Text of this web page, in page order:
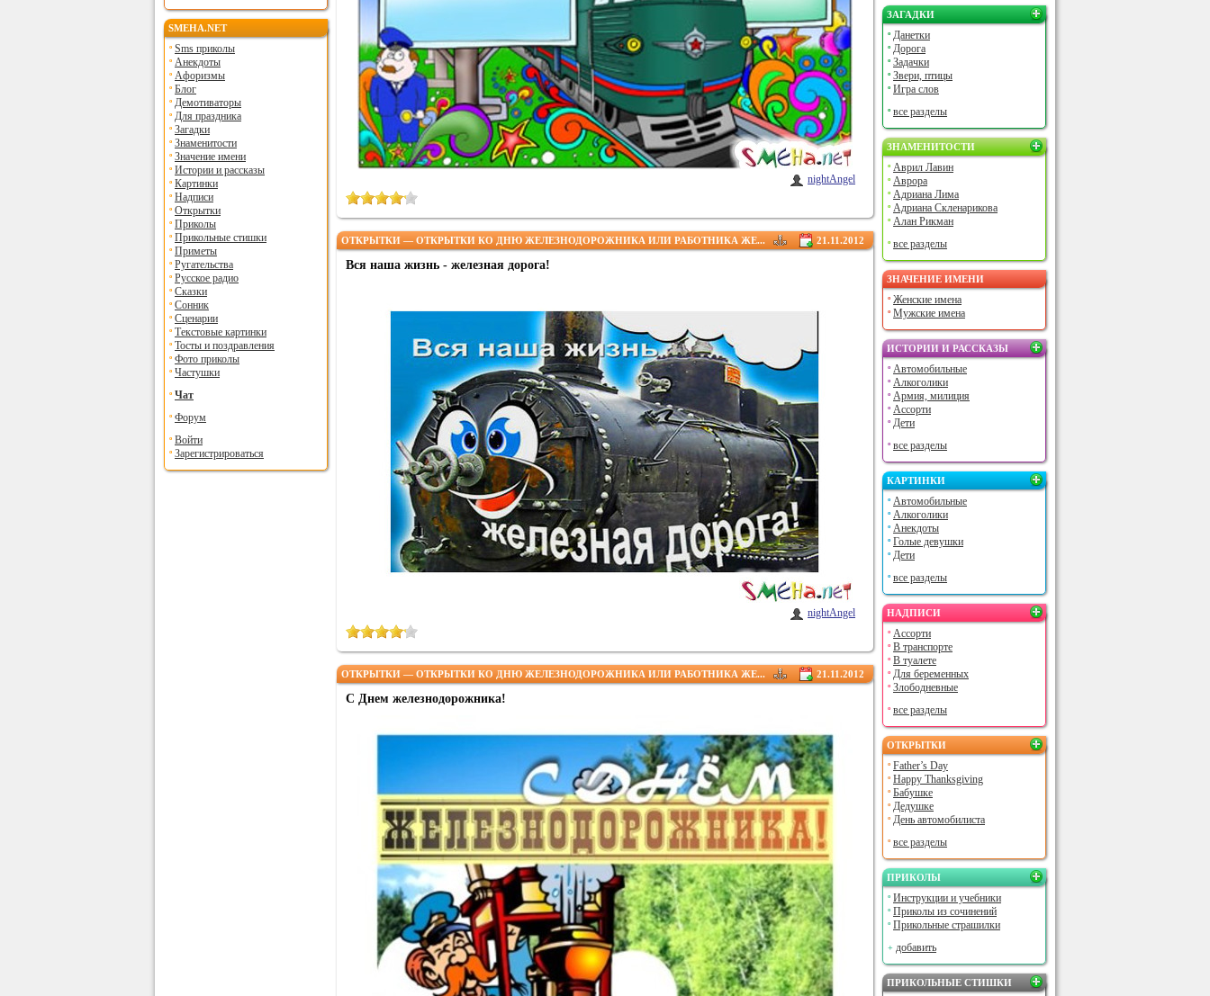
SMEHA.NET
Sms приколы
Анекдоты
Афоризмы
Блог
Демотиваторы
Для праздника
Загадки
Знаменитости
Значение имени
Истории и рассказы
Картинки
Надписи
Открытки
Приколы
Прикольные стишки
Приметы
Ругательства
Русское радио
Сказки
Сонник
Сценарии
Текстовые картинки
Тосты и поздравления
Фото приколы
Частушки
Чат
Форум
Войти
Зарегистрироваться
nightAngel
ОТКРЫТКИ — ОТКРЫТКИ КО ДНЮ ЖЕЛЕЗНОДОРОЖНИКА ИЛИ РАБОТНИКА ЖЕ... 21.11.2012
Вся наша жизнь - железная дорога!
nightAngel
ОТКРЫТКИ — ОТКРЫТКИ КО ДНЮ ЖЕЛЕЗНОДОРОЖНИКА ИЛИ РАБОТНИКА ЖЕ... 21.11.2012
С Днем железнодорожника!
ЗАГАДКИ
Данетки
Дорога
Задачки
Звери, птицы
Игра слов
все разделы
ЗНАМЕНИТОСТИ
Аврил Лавин
Аврора
Адриана Лима
Адриана Скленарикова
Алан Рикман
все разделы
ЗНАЧЕНИЕ ИМЕНИ
Женские имена
Мужские имена
ИСТОРИИ И РАССКАЗЫ
Автомобильные
Алкоголики
Армия, милиция
Ассорти
Дети
все разделы
КАРТИНКИ
Автомобильные
Алкоголики
Анекдоты
Голые девушки
Дети
все разделы
НАДПИСИ
Ассорти
В транспорте
В туалете
Для беременных
Злободневные
все разделы
ОТКРЫТКИ
Father’s Day
Happy Thanksgiving
Бабушке
Дедушке
День автомобилиста
все разделы
ПРИКОЛЫ
Инструкции и учебники
Приколы из сочинений
Прикольные страшилки
добавить
ПРИКОЛЬНЫЕ СТИШКИ